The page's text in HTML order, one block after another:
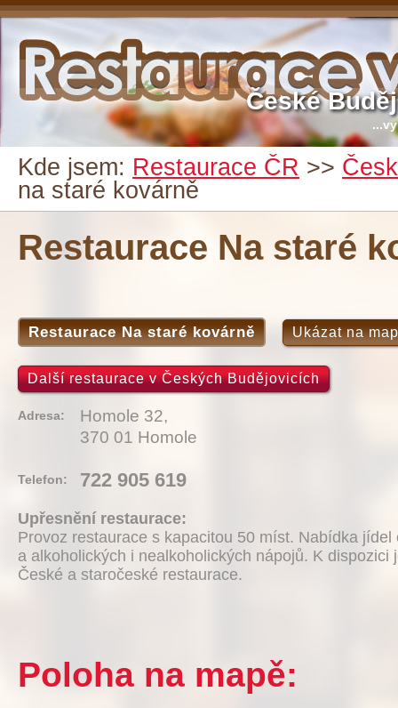
České
Kde jsem: Restaurace ČR >>
na staré kovárně
Restaurace Na staré
Restaurace Na staré kovárně Ukázat na
Další restaurace v Českých Budějovicích
Adresa:
Homole 32,
370 01 Homole
Telefon: 722 905 619
Upřesnění restaurace:
Provoz restaurace s kapacitou 50 míst. Nabídka jídel
a alkoholických i nealkoholických nápojů. K dispozici
České a staročeské restaurace.
Poloha na mapě: